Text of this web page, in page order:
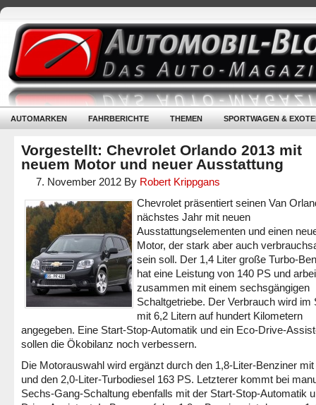
AUTOMARKEN FAHRBERICHTE THEMEN SPORTWAGEN &
Vorgestellt: Chevrolet Orlando 2013 mit
neuem Motor und neuer Ausstattung
7. November 2012 By Robert Krippgans
Chevrolet präsentiert seinen Van
nächstes Jahr mit neuen
Ausstattungselementen und einen
Motor, der stark aber auch
sein soll. Der 1,4 Liter große Turbo-
hat eine Leistung von 140 PS und
zusammen mit einem sechsgängigen
Schaltgetriebe. Der Verbrauch wird im
mit 6,2 Litern auf hundert Kilometern
angegeben. Eine Start-Stop-Automatik und ein Eco-Drive-
sollen die Ökobilanz noch verbessern.
Die Motorauswahl wird ergänzt durch den 1,8-Liter-Benziner
und den 2,0-Liter-Turbodiesel 163 PS. Letzterer kommt bei
Sechs-Gang-Schaltung ebenfalls mit der Start-Stop-Automatik